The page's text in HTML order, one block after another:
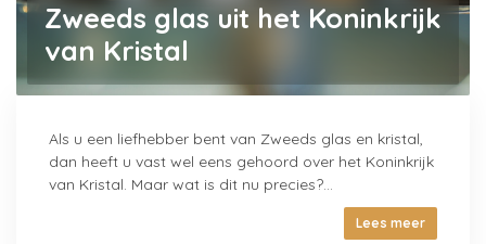
Zweeds glas uit het Koninkrijk
van Kristal
Als u een liefhebber bent van Zweeds glas en kristal,
dan heeft u vast wel eens gehoord over het Koninkrijk
van Kristal. Maar wat is dit nu precies?...
Lees meer